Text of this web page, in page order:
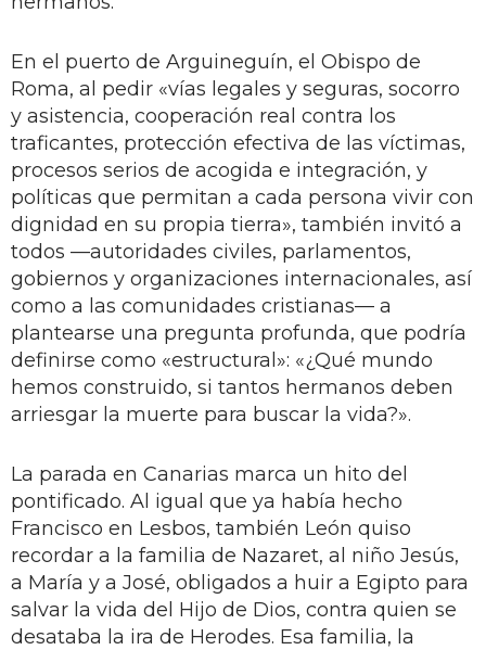
En el puerto de Arguineguín, el Obispo de
Roma, al pedir «vías legales y seguras, socorro
y asistencia, cooperación real contra los
traficantes, protección efectiva de las víctimas,
procesos serios de acogida e integración, y
políticas que permitan a cada persona vivir con
dignidad en su propia tierra», también invitó a
todos —autoridades civiles, parlamentos,
gobiernos y organizaciones internacionales, así
como a las comunidades cristianas— a
plantearse una pregunta profunda, que podría
definirse como «estructural»: «¿Qué mundo
hemos construido, si tantos hermanos deben
arriesgar la muerte para buscar la vida?».
La parada en Canarias marca un hito del
pontificado. Al igual que ya había hecho
Francisco en Lesbos, también León quiso
recordar a la familia de Nazaret, al niño Jesús,
a María y a José, obligados a huir a Egipto para
salvar la vida del Hijo de Dios, contra quien se
desataba la ira de Herodes. Esa familia, la